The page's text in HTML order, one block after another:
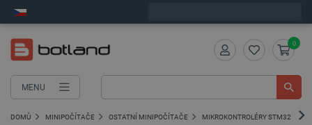
MENU
0
DOMŮ MINIPOČÍTAČE OSTATNÍ MINIPOČÍTAČE MIKROKONTROLÉRY STM32